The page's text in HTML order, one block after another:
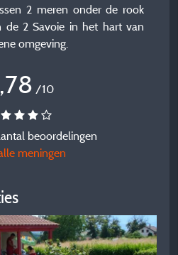
2 meren onder de rook
de 2 Savoie in het hart van
omgeving.
/10
beoordelingen
meningen